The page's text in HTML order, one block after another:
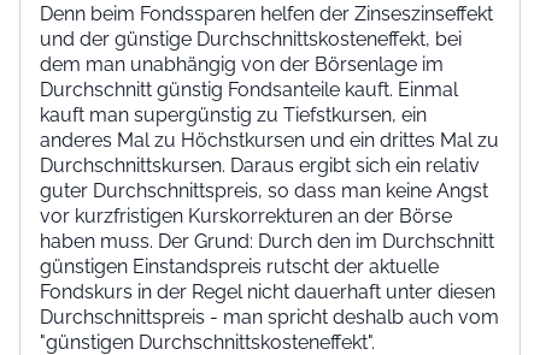
Denn beim Fondssparen helfen der Zinseszinseffekt
und der günstige Durchschnittskosteneffekt, bei
dem man unabhängig von der Börsenlage im
Durchschnitt günstig Fondsanteile kauft. Einmal
kauft man supergünstig zu Tiefstkursen, ein
anderes Mal zu Höchstkursen und ein drittes Mal zu
Durchschnittskursen. Daraus ergibt sich ein relativ
guter Durchschnittspreis, so dass man keine Angst
vor kurzfristigen Kurskorrekturen an der Börse
haben muss. Der Grund: Durch den im Durchschnitt
günstigen Einstandspreis rutscht der aktuelle
Fondskurs in der Regel nicht dauerhaft unter diesen
Durchschnittspreis - man spricht deshalb auch vom
"günstigen Durchschnittskosteneffekt".